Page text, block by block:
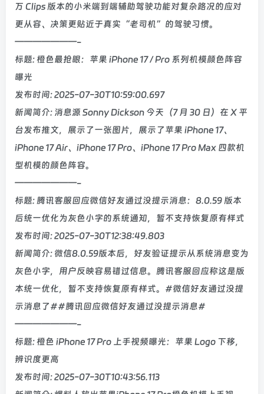
万 Clips 版本的小米端到端辅助驾驶功能对复杂路况的应对
更从容、决策更贴近于真实“老司机”的驾驶习惯。
———————-
标题: 橙色最抢眼：苹果 iPhone 17 / Pro 系列机模颜色阵容
曝光
发布时间: 2025-07-30T10:59:00.697
新闻简介: 消息源 Sonny Dickson 今天（7 月 30 日）在 X 平
台发布推文，展示了一张图片，展示了苹果 iPhone 17、
iPhone 17 Air、iPhone 17 Pro、iPhone 17 Pro Max 四款机
型机模的颜色阵容。
———————-
标题: 腾讯客服回应微信好友通过没提示消息：8.0.59 版本
后统一优化为灰色小字的系统通知，暂不支持恢复原有样式
发布时间: 2025-07-30T12:38:49.803
新闻简介: 微信8.0.59版本后，好友验证提示从系统消息变为
灰色小字，用户反映容易错过信息。腾讯客服回应称这是版
本统一优化，暂不支持恢复原有样式。#微信好友通过没提
示消息了##腾讯回应微信好友通过没提示消息#
———————-
标题: 橙色 iPhone 17 Pro 上手视频曝光：苹果 Logo 下移，
辨识度更高
发布时间: 2025-07-30T10:43:56.113